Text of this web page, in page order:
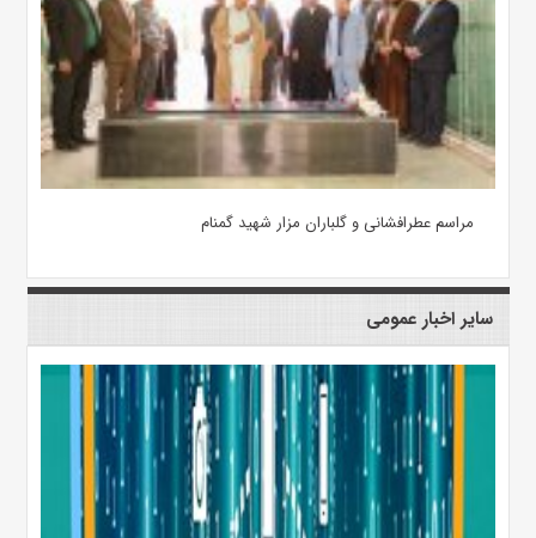
مراسم عطرافشانی و گلباران مزار شهید گمنام
سایر اخبار عمومی